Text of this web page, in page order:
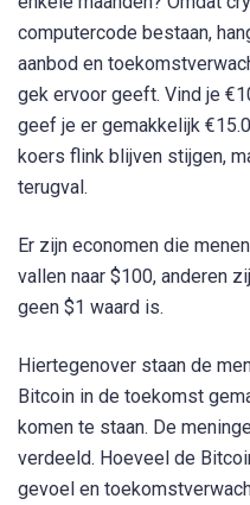
computercode bestaan,
aanbod en
gek ervoor geeft. Vind je
geef je er gemakkelijk
koers flink blijven stijgen,
terugval.
Er zijn economen die
vallen naar $100, anderen
geen $1 waard is.
Hiertegenover staan de
Bitcoin in de toekomst
komen te staan. De
verdeeld. Hoeveel de
gevoel en